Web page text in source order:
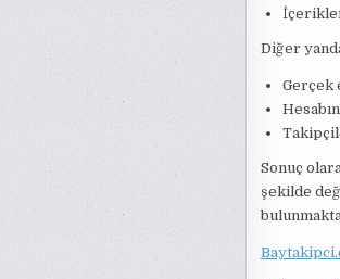
Diğer
Gerçek
Sonuç
şekilde